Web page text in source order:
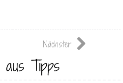
Nächster
aus Tipps